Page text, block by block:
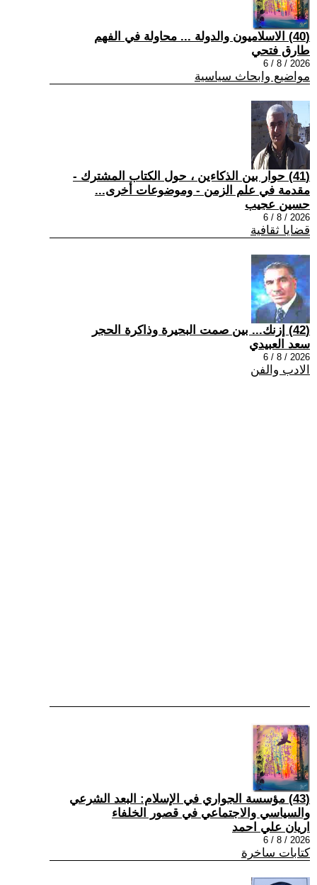
(40) الاسلاميون والدولة ... محاولة في الفهم
طارق فتحي
2026 / 8 / 6
مواضيع وابحاث سياسية
(41) حوار بين الذكاءين ، حول الكتاب المشترك -
مقدمة في علم الزمن - وموضوعات أخرى...
حسين عجيب
2026 / 8 / 6
قضايا ثقافية
(42) إزنك... بين صمت البحيرة وذاكرة الحجر
سعد العبيدي
2026 / 8 / 6
الادب والفن
(43) مؤسسة الجواري في الإسلام: البعد الشرعي
والسياسي والاجتماعي في قصور الخلفاء
اريان علي احمد
2026 / 8 / 6
كتابات ساخرة